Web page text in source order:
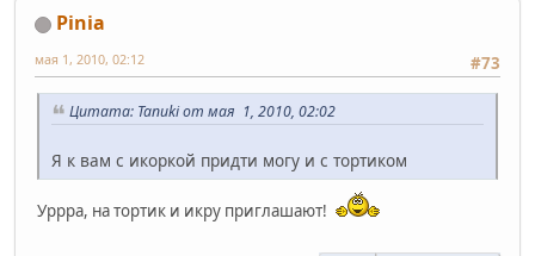
Pinia
#73
мая 1, 2010, 02:12
Цитата: Tanuki от мая 1, 2010, 02:02
Я к вам с икоркой придти могу и с тортиком
Уррра, на тортик и икру приглашают!